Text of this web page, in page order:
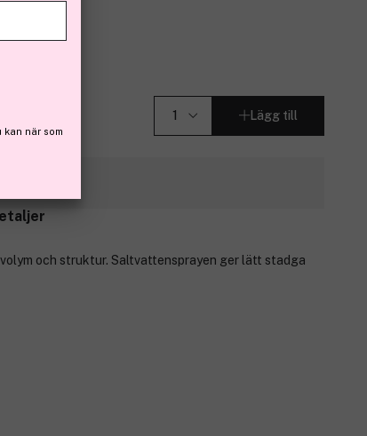
Lägg till
och struktur. Saltvattensprayen ger lätt stadga
när som